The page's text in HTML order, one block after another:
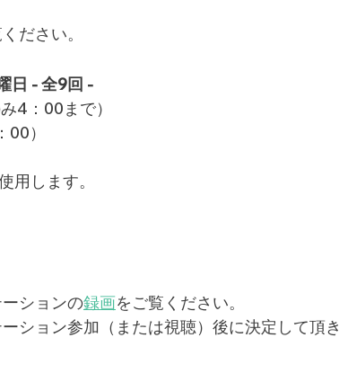
ださい。
日 - 全9回 -
4：00まで）
）
用します。
ションの録画をご覧ください。
ション参加（または視聴）後に決定して頂き